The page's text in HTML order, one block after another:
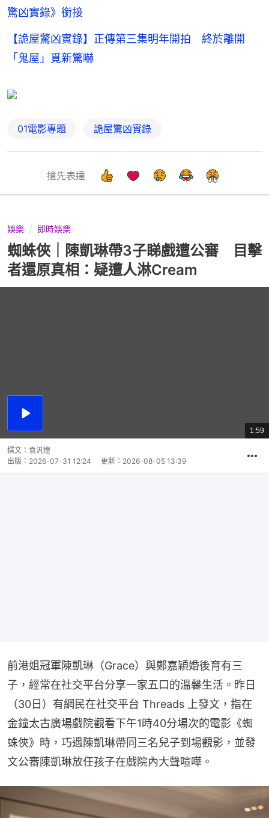
驚凶實錄》銜接
【詭屋驚凶實錄】正傳第三集明年開拍 終於離開
「鬼屋」覓新驚嚇
01電影專題 詭屋驚凶實錄
搶先表達
娛樂 即時娛樂
蜘蛛俠｜陳凱琳帶3子睇戲遭公審 目擊
者還原真相：疑遭人淋Cream
播
總
共
1:59
撰文： 袁汎煌
出版： 2026-07-31 12:24 更新： 2026-08-05 13:39
前港姐冠軍陳凱琳（Grace）與鄭嘉穎婚後育有三
子，經常在社交平台分享一家五口的溫馨生活。昨日
（30日）有網民在社交平台 Threads 上發文，指在
金鐘太古廣場戲院觀看下午1時40分場次的電影《蜘
蛛俠》時，巧遇陳凱琳帶同三名兒子到場觀影，並發
文公審陳凱琳放任孩子在戲院內大聲喧嘩。